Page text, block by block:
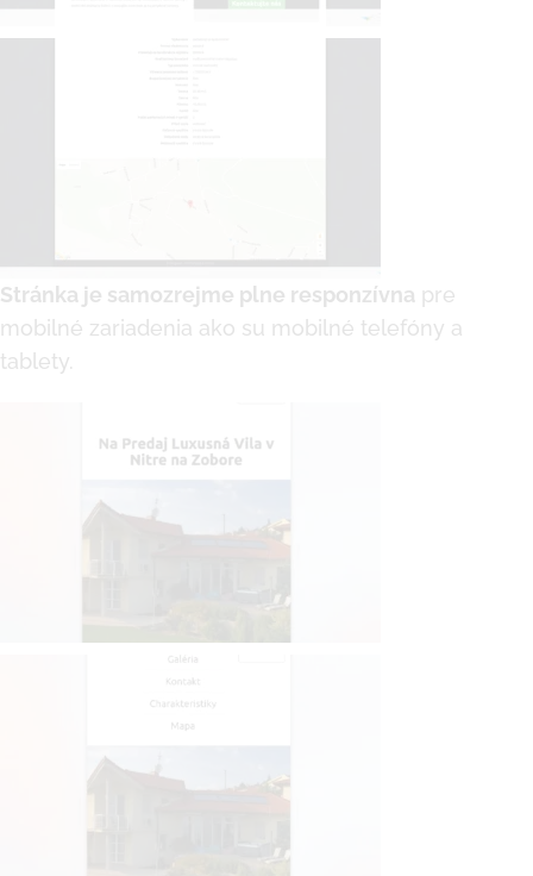
Stránka je samozrejme plne responzívna pre
mobilné zariadenia ako su mobilné telefóny a
tablety.